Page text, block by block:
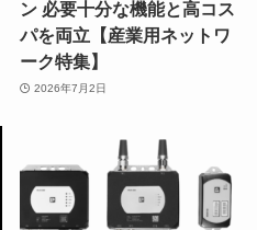
ン 必要十分な機能と高コス
パを両立【産業用ネットワ
ーク特集】
2026年7月2日